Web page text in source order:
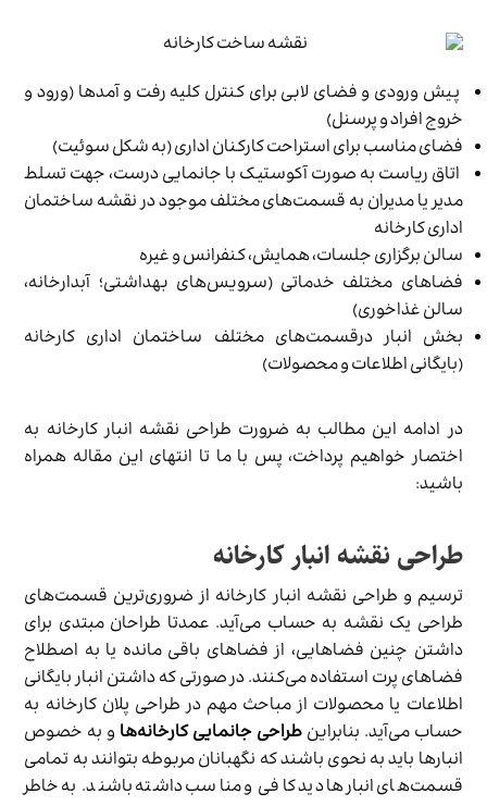
پیش ورودی و فضای لابی برای کنترل کلیه رفت و آمدها (ورود و
خروج افراد و پرسنل)
فضای مناسب برای استراحت کارکنان اداری (به شکل سوئیت)
اتاق ریاست به صورت آکوستیک با جانمایی درست، جهت تسلط
مدیر یا مدیران به قسمت‌های مختلف موجود در نقشه ساختمان
اداری کارخانه
سالن برگزاری جلسات، همایش، کنفرانس و غیره
فضاهای مختلف خدماتی (سرویس‌های بهداشتی؛ آبدارخانه،
سالن غذاخوری)
بخش انبار درقسمت‌های مختلف ساختمان اداری کارخانه
(بایگانی اطلاعات و محصولات)
در ادامه این مطالب به ضرورت طراحی نقشه انبار کارخانه به
اختصار خواهیم پرداخت، پس با ما تا انتهای این مقاله همراه
باشید:
طراحی نقشه انبار کارخانه
ترسیم و طراحی نقشه انبار کارخانه از ضروری‌ترین قسمت‎‌های
طراحی یک نقشه به حساب می‌آید. عمدتا طراحان مبتدی برای
داشتن چنین فضاهایی، از فضاهای باقی مانده یا به اصطلاح
فضاهای پرت استفاده می‌کنند. در صورتی که داشتن انبار بایگانی
اطلاعات یا محصولات از مباحث مهم در طراحی پلان کارخانه به
حساب می‌آید. بنابراینطراحی جانمایی کارخانه‌ها و به خصوص
انبارها باید به نحوی باشند که نگهبانان مربوطه بتوانند به تمامی
قسمت‌های انبارها دید کافی و مناسب داشته باشند. به خاطر